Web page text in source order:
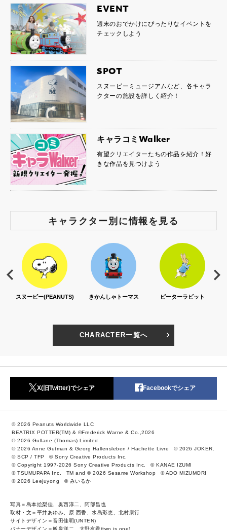
EVENT
週末のおでかけにぴったりなイベントを
チェックしよう
SPOT
スヌーピーミュージアムなど、各キャラ
クターの施設を詳しく紹介！
キャラコミWalker
有望クリエイターたちの作品を紹介！好
きな作品を見つけよう
キャラクター別に情報を見る
きかんしゃトーマス ピーターラビット セサミストリート
CHARACTER一覧へ
X(旧Twitter)でシェア Facebookでシェア
© 2026 Peanuts Worldwide LLC
BEATRIX POTTER(TM) & ©Frederick Warne & Co.,2026
© 2026 Gullane (Thomas) Limited.
© 2026 Anne Gutman & Georg Hallensleben / Hachette Livre
© 2026 JOKER.
© SCP / TFP
© Sony Creative Products Inc.
© Copyright 1997-2026 Sony Creative Products Inc.
© KANAE IZUMI
© TSUMUPAPA Inc.
TM and © 2026 Sesame Workshop
© ADO MIZUMORI
© 2026 Leejuyong
© みいるか
写真＝島本絵梨佳、奥西淳二、阿部昌也
取材・文＝平井あゆみ、原 西香、水島彩恵、北村康行
サイトデザイン＝音田佳明(UNTEN)
バナーデザイン＝飯泉洋二、大野有香(two is one)